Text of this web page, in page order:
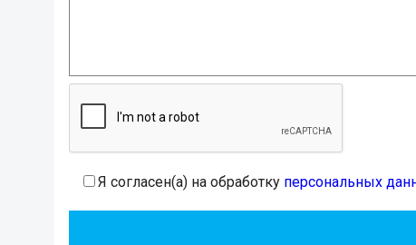
Я согласен(а) на обработку персональных